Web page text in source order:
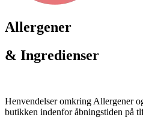
Allergener
& Ingredienser
Henvendelser omkring Allergener
butikken indenfor åbningstiden på